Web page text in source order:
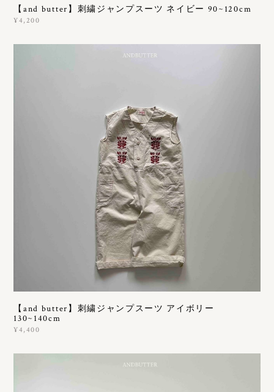
【and butter】刺繍ジャンプスーツ ネイビー 90~120cm
¥4,200
【and butter】刺繍ジャンプスーツ アイボリー
130~140cm
¥4,400